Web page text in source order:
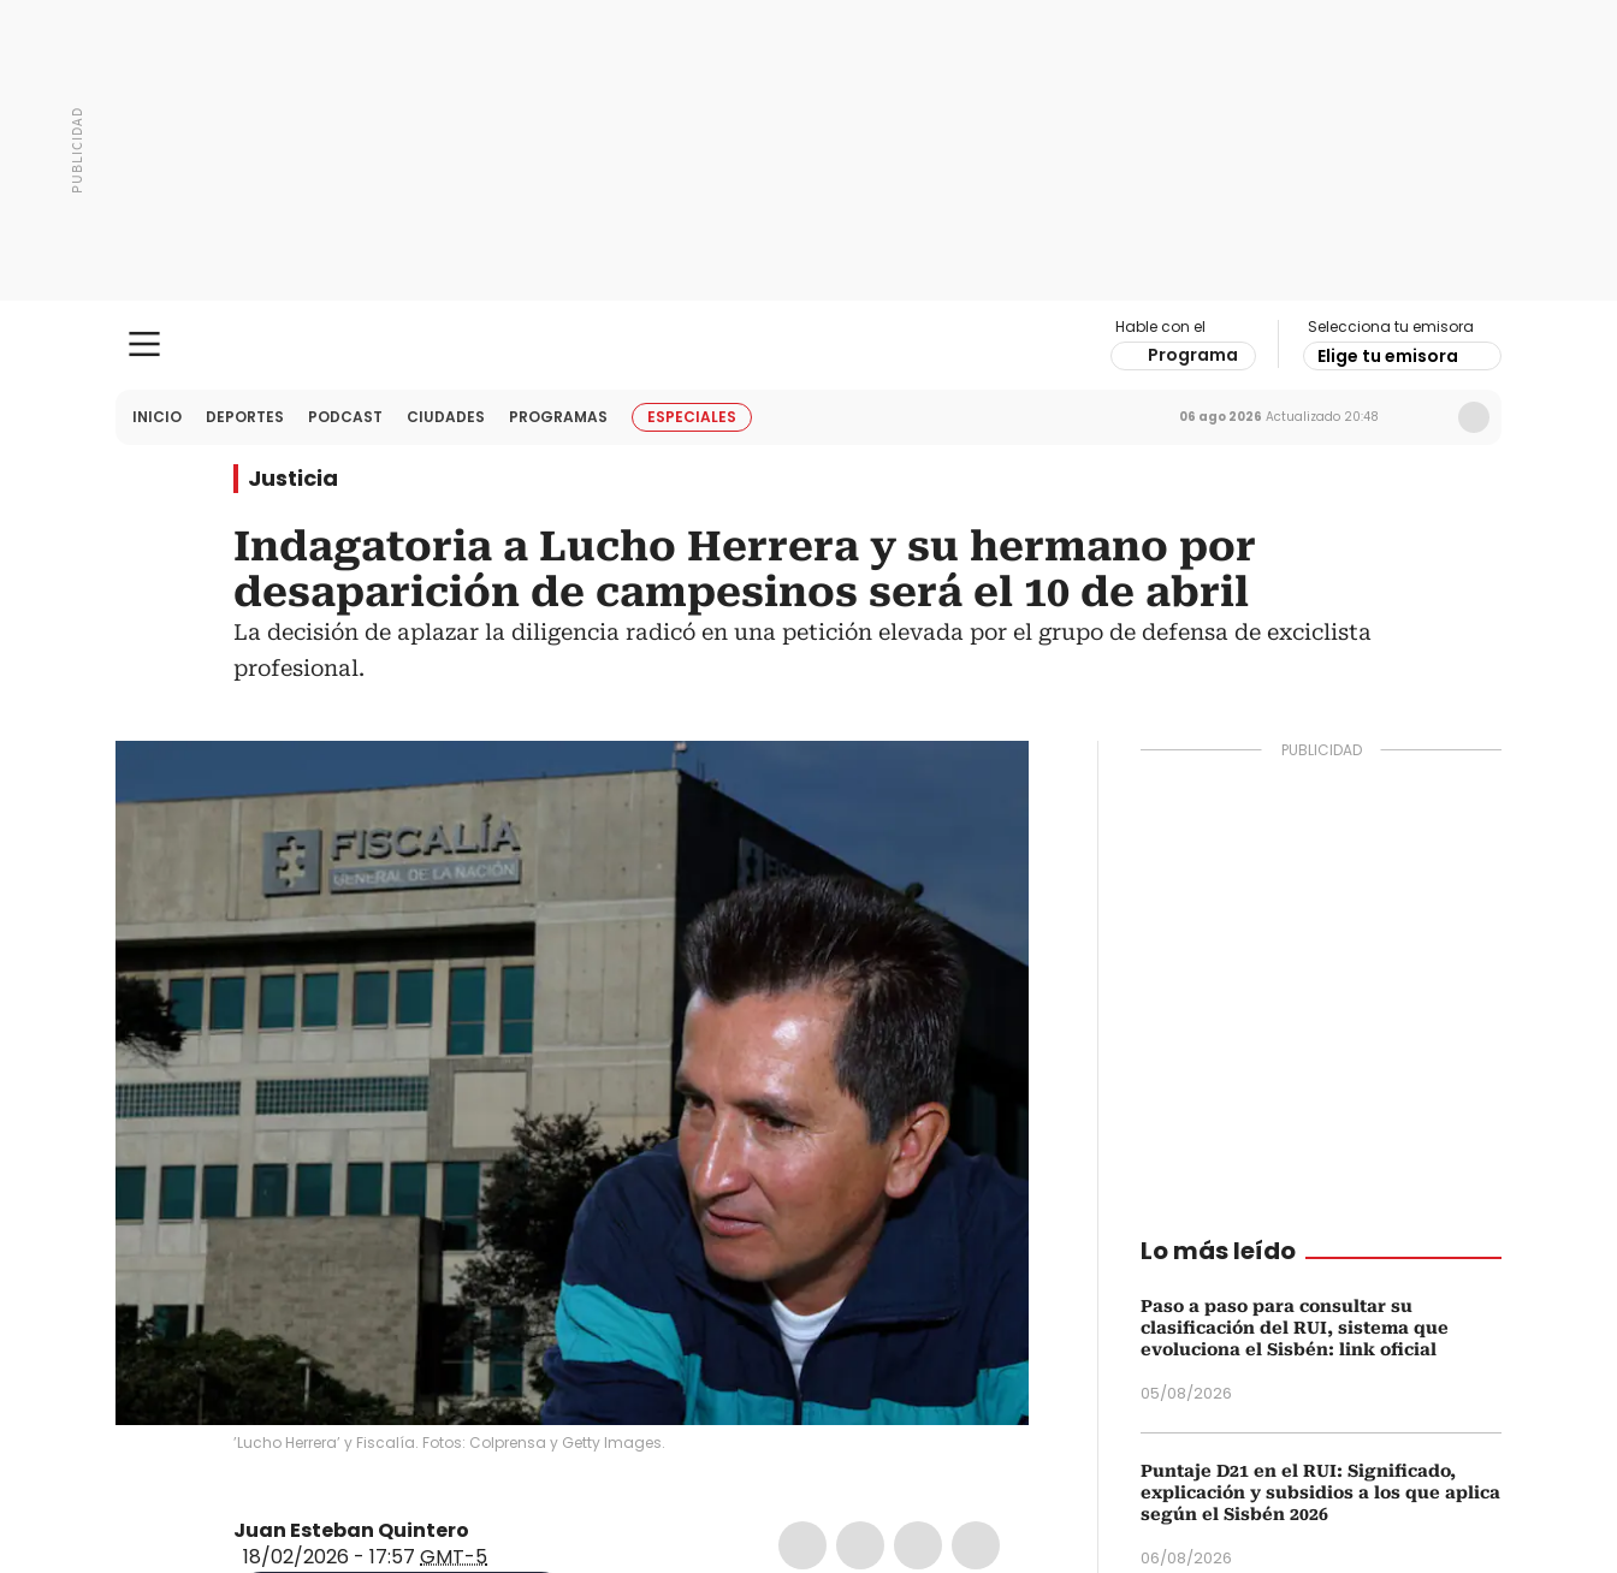
Hable con el
Programa
Selecciona tu emisora
Elige tu emisora
INICIO DEPORTES PODCAST CIUDADES PROGRAMAS ESPECIALES 06 ago 2026 Actualizado 20:48
Justicia
Indagatoria a Lucho Herrera y su hermano por
desaparición de campesinos será el 10 de abril
La decisión de aplazar la diligencia radicó en una petición elevada por el grupo de defensa de exciclista
profesional.
’Lucho Herrera’ y Fiscalía. Fotos: Colprensa y Getty Images.
Juan Esteban Quintero
18/02/2026 - 17:57 GMT-5
Lo más leído
Paso a paso para consultar su
clasificación del RUI, sistema que
evoluciona el Sisbén: link oficial
05/08/2026
Puntaje D21 en el RUI: Significado,
explicación y subsidios a los que aplica
según el Sisbén 2026
06/08/2026